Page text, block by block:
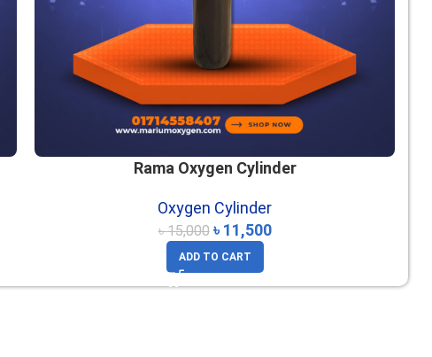
Rama Oxygen Cylinder
Oxygen Cylinder
৳15,000 ৳ 11,500
ADD TO CART